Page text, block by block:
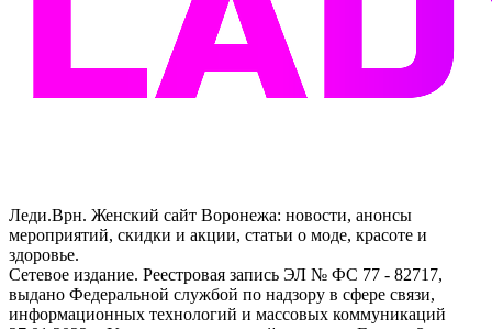
Леди.Врн. Женский сайт Воронежа: новости, анонсы
мероприятий, скидки и акции, статьи о моде, красоте и
здоровье.
Сетевое издание. Реестровая запись ЭЛ № ФС 77 - 82717,
выдано Федеральной службой по надзору в сфере связи,
информационных технологий и массовых коммуникаций